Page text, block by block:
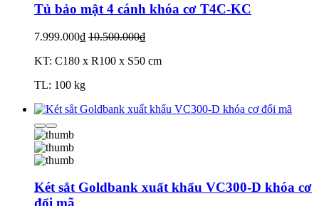
Tủ bảo mật 4 cánh khóa cơ T4C-KC
7.999.000₫ 10.500.000₫
KT: C180 x R100 x S50 cm
TL: 100 kg
Két sắt Goldbank xuất khẩu VC300-D khóa cơ